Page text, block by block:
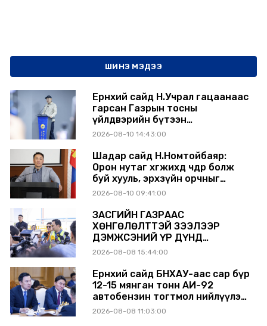
ШИНЭ МЭДЭЭ
Ерөнхий сайд Н.Учрал гацаанаас
гарсан Газрын тосны
үйлдвэрийн бүтээн
байгуулалтыг тасралтгүй
хангамжийг баталгаажуулах
үүрэг өгөв
2026-08-10 14:43:00
Шадар сайд Н.Номтойбаяр:
Орон нутаг хөгжихөд чөдөр болж
буй хууль, эрхзүйн орчныг
шинэчилнэ
2026-08-10 09:41:00
ЗАСГИЙН ГАЗРААС
ХӨНГӨЛӨЛТТЭЙ ЗЭЭЛЭЭР
ДЭМЖСЭНИЙ ҮР ДҮНД
ШАТАХУУН ХАДГАЛАХ САВНУУД
БАЙНА
2026-08-08 15:44:00
Ерөнхий сайд БНХАУ-аас сар бүр
12-15 мянган тонн АИ-92
автобензин тогтмол нийлүүлэх
хүсэлт тавилаа
2026-08-08 11:03:00